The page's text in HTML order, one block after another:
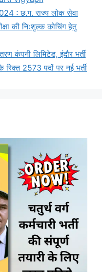
: छ.ग. राज्य लोक सेवा
की निःशुल्क कोचिंग हेतु
कंपनी लिमिटेड, इंदौर भर्ती
2573 पदों पर नई भर्ती